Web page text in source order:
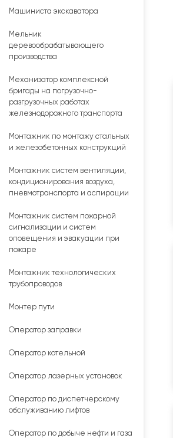
Машиниста экскаватора
Мельник
деревообрабатывающего
производства
Механизатор комплексной
бригады на погрузочно-
разгрузочных работах
железнодорожного транспорта
Монтажник по монтажу стальных
и железобетонных конструкций
Монтажник систем вентиляции,
кондиционирования воздуха,
пневмотранспорта и аспирации
Монтажник систем пожарной
сигнализации и систем
оповещения и эвакуации при
пожаре
Монтажник технологических
трубопроводов
Монтер пути
Оператор заправки
Оператор котельной
Оператор лазерных установок
Оператор по диспетчерскому
обслуживанию лифтов
Оператор по добыче нефти и газа